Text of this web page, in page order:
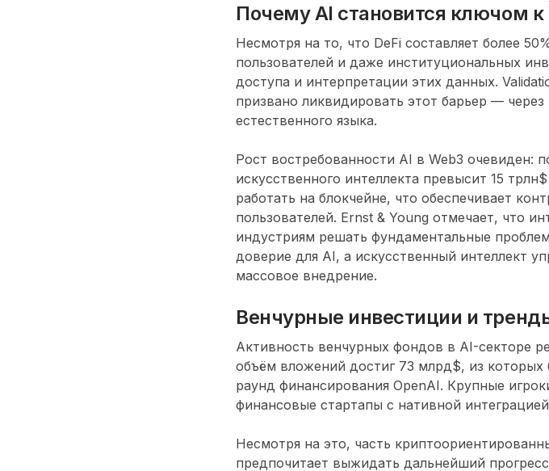
Почему AI становится ключом к
Несмотря на то, что DeFi составляет более
пользователей и даже институциональных
доступа и интерпретации этих данных.
призвано ликвидировать этот барьер —
естественного языка.
Рост востребованности AI в Web3 очевиден:
искусственного интеллекта превысит 15
работать на блокчейне, что обеспечивает
пользователей. Ernst & Young отмечает, что
индустриям решать фундаментальные
доверие для AI, а искусственный интеллект
массовое внедрение.
Венчурные инвестиции и
Активность венчурных фондов в AI-секторе
объём вложений достиг 73 млрд$, из
раунд финансирования OpenAI. Крупные
финансовые стартапы с нативной
Несмотря на это, часть
предпочитает выжидать дальнейший